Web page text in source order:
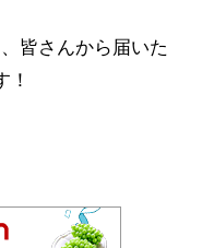
皆さんから届いた
！